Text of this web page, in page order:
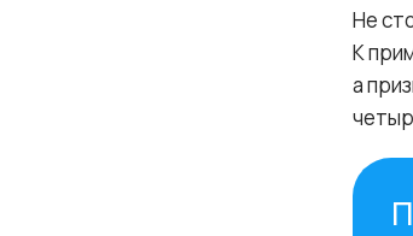
Не
К
а